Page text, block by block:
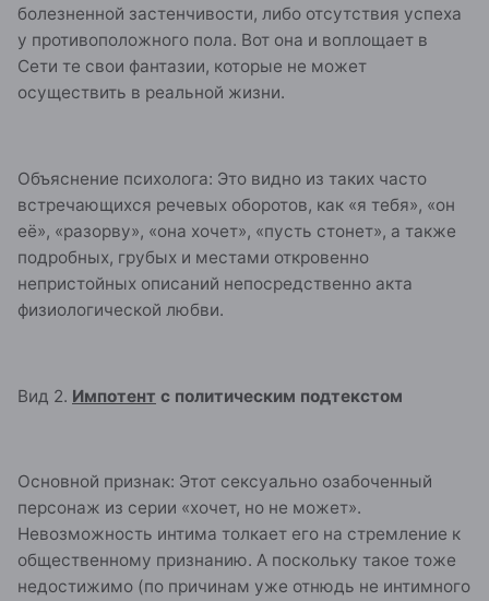
болезненной застенчивости, либо отсутствия успеха
у противоположного пола. Вот она и воплощает в
Сети те свои фантазии, которые не может
осуществить в реальной жизни.
Объяснение психолога: Это видно из таких часто
встречающихся речевых оборотов, как «я тебя», «он
её», «разорву», «она хочет», «пусть стонет», а также
подробных, грубых и местами откровенно
непристойных описаний непосредственно акта
физиологической любви.
Вид 2. Импотент с политическим подтекстом
Основной признак: Этот сексуально озабоченный
персонаж из серии «хочет, но не может».
Невозможность интима толкает его на стремление к
общественному признанию. А поскольку такое тоже
недостижимо (по причинам уже отнюдь не интимного